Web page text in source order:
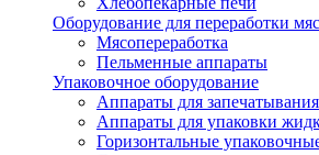
Оборудование для переработки
Мясопереработка
Пельменные аппараты
Упаковочное оборудование
Аппараты для
Аппараты для упаковки
Горизонтальные